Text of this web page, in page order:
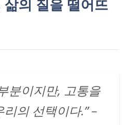
의 질을 떨어뜨
분이지만, 고통을
의 선택이다.” –